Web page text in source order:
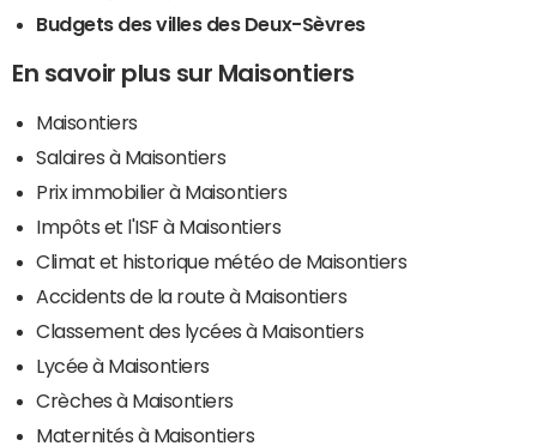
Budgets des villes des Deux-Sèvres
En savoir plus sur Maisontiers
Maisontiers
Salaires à Maisontiers
Prix immobilier à Maisontiers
Impôts et l'ISF à Maisontiers
Climat et historique météo de Maisontiers
Accidents de la route à Maisontiers
Classement des lycées à Maisontiers
Lycée à Maisontiers
Crèches à Maisontiers
Maternités à Maisontiers